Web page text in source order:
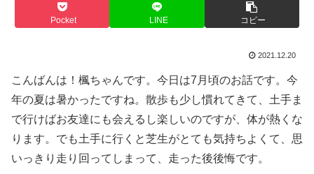
Pocket LINE コピー
2021.12.20
こんばんは！楓ちゃんです。今日は7月頃のお話です。今
年の夏は暑かったですね。散歩も少し慣れてきて、土手ま
で行けばお友達にも会えるし楽しいのですが、体が熱くな
ります。でも土手に行くと芝生がとても気持ちよくて、思
いっきり走り回ってしまって、走った後後悔です。